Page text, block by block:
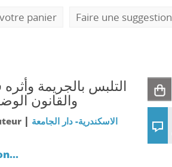
panier
Faire une suggestion
التلبس بالجريمة
والقانون
| الاسكندرية- دار الجامعة